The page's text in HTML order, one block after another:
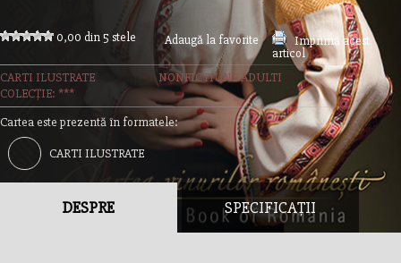
0,00 din 5 stele Adaugă la favorite
Imprimă acest
articol
CARTI ILUSTRATE
NONFICTIUNE ADULTI
COLECȚIE: ***
Cartea este prezentă în formatele:
CARTI ILUSTRATE
DESPRE SPECIFICAȚII